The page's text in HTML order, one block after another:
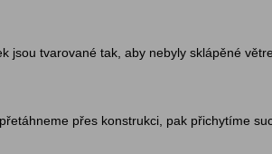
tvarované tak, aby nebyly sklápěné
přes konstrukci, pak přichytíme